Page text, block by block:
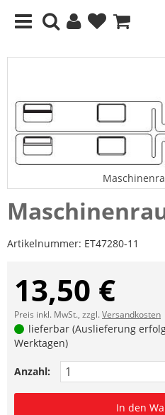
Artikelnummer: ET47280-11
13,50 €
Preis inkl. MwSt., zzgl.Versandkosten
lieferbar (Auslieferung
Werktagen)
Anzahl:
In den